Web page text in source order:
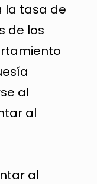
la tasa de
de los
al
al
al